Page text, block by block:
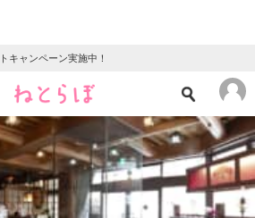
キャンペーン実施中！
ニュース
クイズ